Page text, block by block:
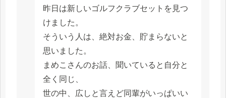
昨日は新しいゴルフクラブセットを見つ
けました。
そういう人は、絶対お金、貯まらないと
思いました。
まめこさんのお話、聞いていると自分と
全く同じ、
世の中、広しと言えど同輩がいっぱいい